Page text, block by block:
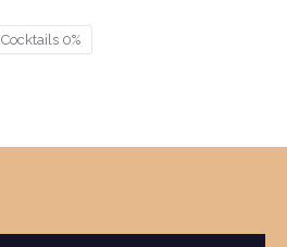
Cocktails 0%